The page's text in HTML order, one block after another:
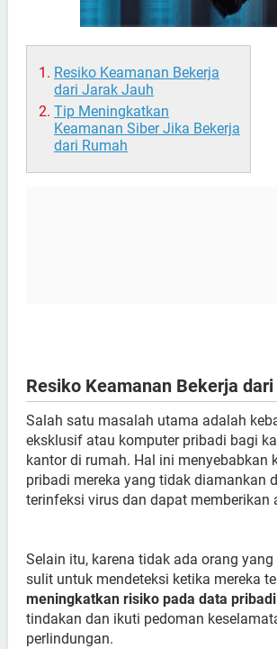
Resiko Keamanan Bekerja
dari Jarak Jauh
Tip Meningkatkan
Keamanan Siber Jika Bekerja
dari Rumah
Resiko Keamanan Bekerja
Salah satu masalah utama adalah
eksklusif atau komputer pribadi bagi
kantor di rumah. Hal ini
pribadi mereka yang tidak diamankan
terinfeksi virus dan dapat memberikan
Selain itu, karena tidak ada orang
sulit untuk mendeteksi ketika mereka
meningkatkan risiko pada data
tindakan dan ikuti pedoman
perlindungan.